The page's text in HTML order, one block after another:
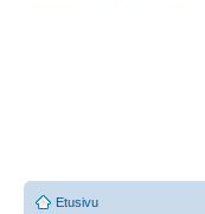
Etusivu